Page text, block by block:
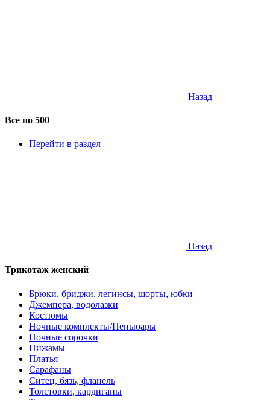
Назад
Все по 500
Перейти в раздел
Назад
Трикотаж женский
Брюки, бриджи, легинсы, шорты, юбки
Джемпера, водолазки
Костюмы
Ночные комплекты/Пеньюары
Ночные сорочки
Пижамы
Платья
Сарафаны
Ситец, бязь, фланель
Толстовки, кардиганы